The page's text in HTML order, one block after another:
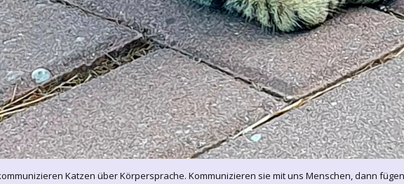
Katzen über Körpersprache. Kommunizieren sie mit uns Menschen, dann